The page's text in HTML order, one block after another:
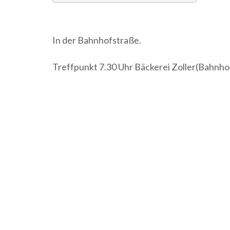
In der Bahnhofstraße.
Treffpunkt 7.30 Uhr Bäckerei